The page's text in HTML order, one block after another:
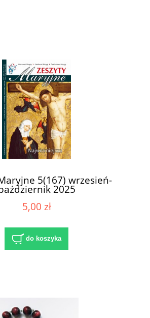
5(167) wrzesień-
2025
5,00 zł
do koszyka